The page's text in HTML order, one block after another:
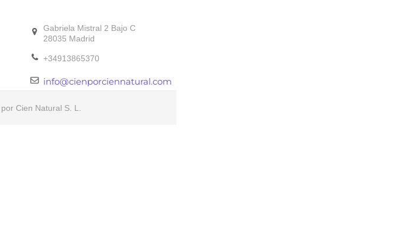
Gabriela Mistral 2 Bajo C
28035 Madrid
+34913865370
info@cienporciennatural.com
Cien Natural S. L.